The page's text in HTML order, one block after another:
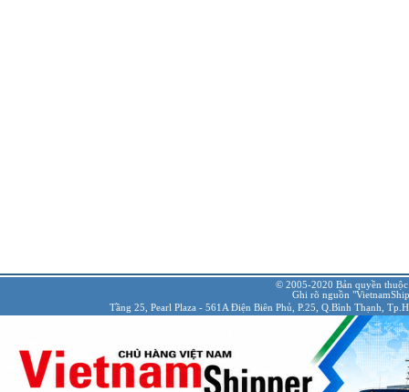
© 2005-2020 Bản quyền
Ghi rõ nguồn
Tầng 25, Pearl Plaza - 561A Điện Biên Phủ, P.25, Q.Bình Thạnh,